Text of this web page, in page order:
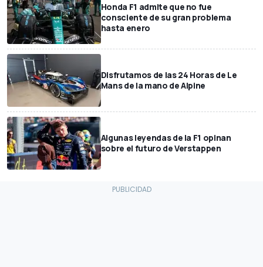
Honda F1 admite que no fue
consciente de su gran problema
hasta enero
Disfrutamos de las 24 Horas de Le
Mans de la mano de Alpine
Algunas leyendas de la F1 opinan
sobre el futuro de Verstappen